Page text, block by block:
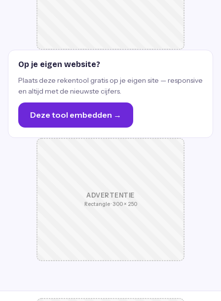
Op je eigen website?
Plaats deze rekentool gratis op je eigen site — responsive
en altijd met de nieuwste cijfers.
Deze tool embedden →
ADVERTENTIE
Rectangle · 300 × 250